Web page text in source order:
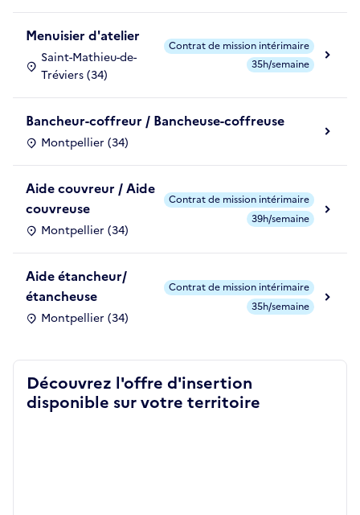
Menuisier d'atelier
Saint-Mathieu-de-
Tréviers (34)
Contrat de mission intérimaire
35h/semaine
Bancheur-coffreur / Bancheuse-coffreuse
Montpellier (34)
Aide couvreur / Aide
couvreuse
Montpellier (34)
Contrat de mission intérimaire
39h/semaine
Aide étancheur/
étancheuse
Montpellier (34)
Contrat de mission intérimaire
35h/semaine
Découvrez l'offre d'insertion
disponible sur votre territoire